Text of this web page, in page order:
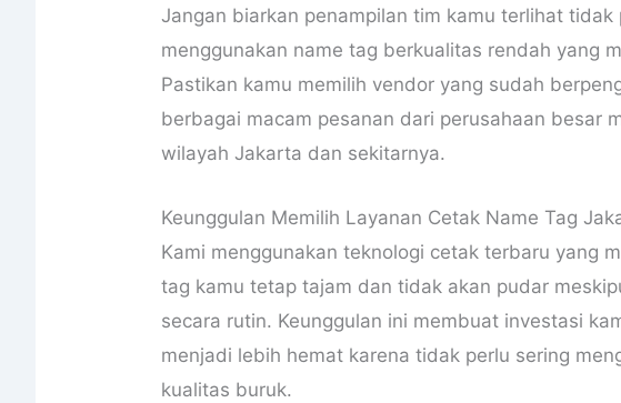
Jangan biarkan penampilan tim kamu terlihat tidak
menggunakan name tag berkualitas rendah yang
Pastikan kamu memilih vendor yang sudah
berbagai macam pesanan dari perusahaan besar
wilayah Jakarta dan sekitarnya.
Keunggulan Memilih Layanan Cetak Name Tag
Kami menggunakan teknologi cetak terbaru yang
tag kamu tetap tajam dan tidak akan pudar
secara rutin. Keunggulan ini membuat investasi
menjadi lebih hemat karena tidak perlu sering
kualitas buruk.